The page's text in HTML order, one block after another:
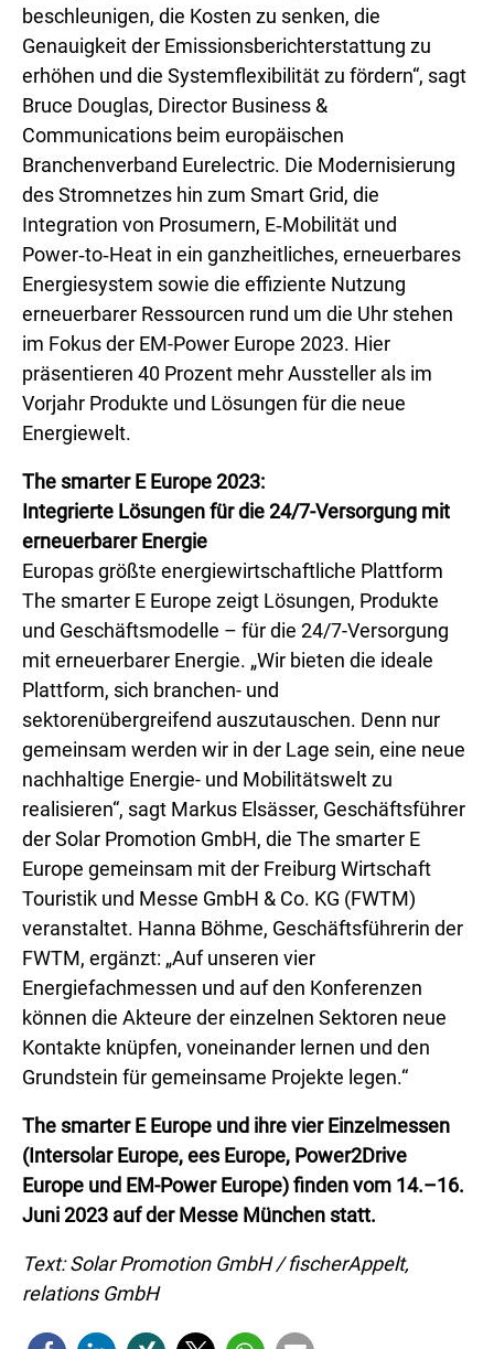
beschleunigen, die Kosten zu senken, die
Genauigkeit der Emissionsberichterstattung zu
erhöhen und die Systemflexibilität zu fördern“, sagt
Bruce Douglas, Director Business &
Communications beim europäischen
Branchenverband Eurelectric. Die Modernisierung
des Stromnetzes hin zum Smart Grid, die
Integration von Prosumern, E‑Mobilität und
Power‑to‑Heat in ein ganzheitliches, erneuerbares
Energiesystem sowie die effiziente Nutzung
erneuerbarer Ressourcen rund um die Uhr stehen
im Fokus der EM-Power Europe 2023. Hier
präsentieren 40 Prozent mehr Aussteller als im
Vorjahr Produkte und Lösungen für die neue
Energiewelt.
The smarter E Europe 2023:
Integrierte Lösungen für die 24/7-Versorgung mit
erneuerbarer Energie
Europas größte energiewirtschaftliche Plattform
The smarter E Europe zeigt Lösungen, Produkte
und Geschäftsmodelle – für die 24/7-Versorgung
mit erneuerbarer Energie. „Wir bieten die ideale
Plattform, sich branchen- und
sektorenübergreifend auszutauschen. Denn nur
gemeinsam werden wir in der Lage sein, eine neue
nachhaltige Energie- und Mobilitätswelt zu
realisieren“, sagt Markus Elsässer, Geschäftsführer
der Solar Promotion GmbH, die The smarter E
Europe gemeinsam mit der Freiburg Wirtschaft
Touristik und Messe GmbH & Co. KG (FWTM)
veranstaltet. Hanna Böhme, Geschäftsführerin der
FWTM, ergänzt: „Auf unseren vier
Energiefachmessen und auf den Konferenzen
können die Akteure der einzelnen Sektoren neue
Kontakte knüpfen, voneinander lernen und den
Grundstein für gemeinsame Projekte legen.“
The smarter E Europe und ihre vier Einzelmessen
(Intersolar Europe, ees Europe, Power2Drive
Europe und EM-Power Europe) finden vom 14.–16.
Juni 2023 auf der Messe München statt.
Text: Solar Promotion GmbH / fischerAppelt,
relations GmbH